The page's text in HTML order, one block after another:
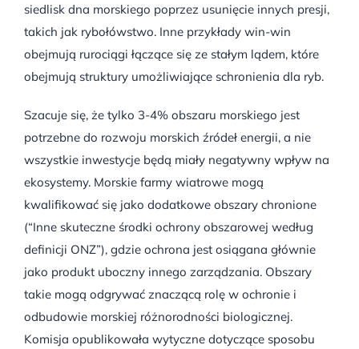
siedlisk dna morskiego poprzez usunięcie innych presji,
takich jak rybołówstwo. Inne przykłady win-win
obejmują rurociągi łączące się ze stałym lądem, które
obejmują struktury umożliwiające schronienia dla ryb.
Szacuje się, że tylko 3-4% obszaru morskiego jest
potrzebne do rozwoju morskich źródeł energii, a nie
wszystkie inwestycje będą miały negatywny wpływ na
ekosystemy. Morskie farmy wiatrowe mogą
kwalifikować się jako dodatkowe obszary chronione
(“Inne skuteczne środki ochrony obszarowej według
definicji ONZ”), gdzie ochrona jest osiągana głównie
jako produkt uboczny innego zarządzania. Obszary
takie mogą odgrywać znaczącą rolę w ochronie i
odbudowie morskiej różnorodności biologicznej.
Komisja opublikowała wytyczne dotyczące sposobu